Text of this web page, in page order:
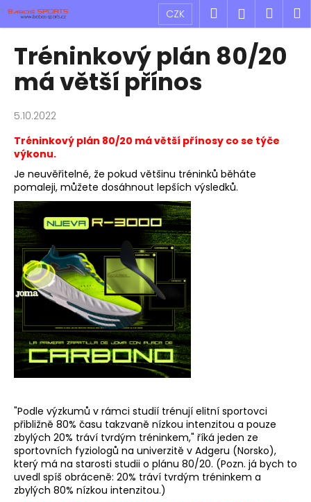
Přejít
obsah
CZK Hledat
Tréninkový plán 80/20
má větší přínos
5.10.2022
Tréninkový plán 80/20 má větší přínosy co se týče
výkonu.
Je neuvěřitelné, že pokud většinu tréninků běháte
pomaleji, můžete dosáhnout lepších výsledků.
"Podle výzkumů v rámci studií trénují elitní sportovci
přibližně 80% času takzvaně nízkou intenzitou a pouze
zbylých 20% tráví tvrdým tréninkem," říká jeden ze
sportovních fyziologů na univerzitě v Adgeru (Norsko),
který má na starosti studii o plánu 80/20. (Pozn. já bych to
uvedl spíš obráceně: 20% tráví tvrdým tréninkem a
zbylých 80% nízkou intenzitou.)
K
o
C
o
p
t
ř
e
b
u
j
e
t
e
n
a
j
í
t
?
HLEDAT